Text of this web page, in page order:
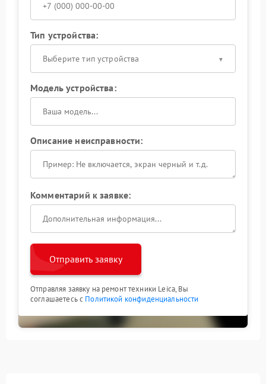
Тип устройства:
Выберите тип устройства
Модель устройства:
Описание неисправности:
Комментарий к заявке:
Отправить заявку
Отправляя заявку на ремонт техники Leica, Вы
соглашаетесь с Политикой конфиденциальности